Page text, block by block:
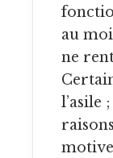
au
ne
l’asile